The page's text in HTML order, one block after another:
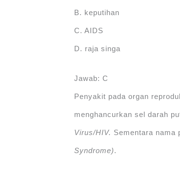
B. keputihan
C. AIDS
D. raja singa
Jawab: C
Penyakit pada organ
menghancurkan sel darah
Virus/HIV. Sementara
Syndrome).